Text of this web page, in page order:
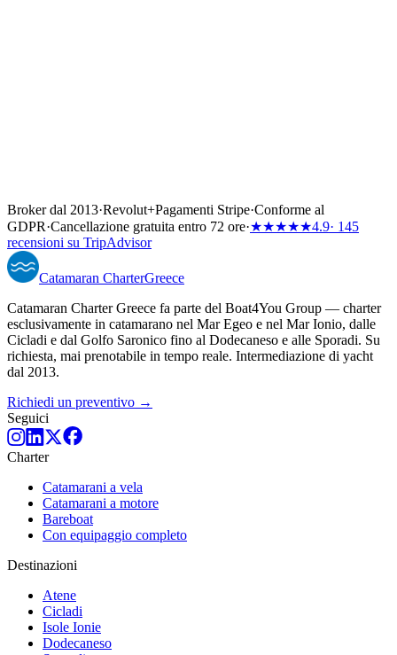
Broker dal 2013·Revolut+Pagamenti Stripe·Conforme al
GDPR·Cancellazione gratuita entro 72 ore·★★★★★4.9· 145
recensioni su TripAdvisor
Catamaran CharterGreece
Catamaran Charter Greece fa parte del Boat4You Group — charter
esclusivamente in catamarano nel Mar Egeo e nel Mar Ionio, dalle
Cicladi e dal Golfo Saronico fino al Dodecaneso e alle Sporadi. Su
richiesta, mai prenotabile in tempo reale. Intermediazione di yacht
dal 2013.
Richiedi un preventivo →
Seguici
Charter
Catamarani a vela
Catamarani a motore
Bareboat
Con equipaggio completo
Destinazioni
Atene
Cicladi
Isole Ionie
Dodecaneso